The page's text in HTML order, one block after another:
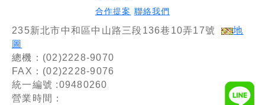
合作提案 聯絡我們
235新北市中和區中山路三段136巷10弄17號
地
圖
總機：(02)2228-9070
FAX：(02)2228-9076
統一編號 :09480260
營業時間：